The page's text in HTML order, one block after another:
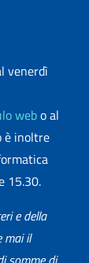
venerdì
webo al
è inoltre
15.30.
e della
mai il